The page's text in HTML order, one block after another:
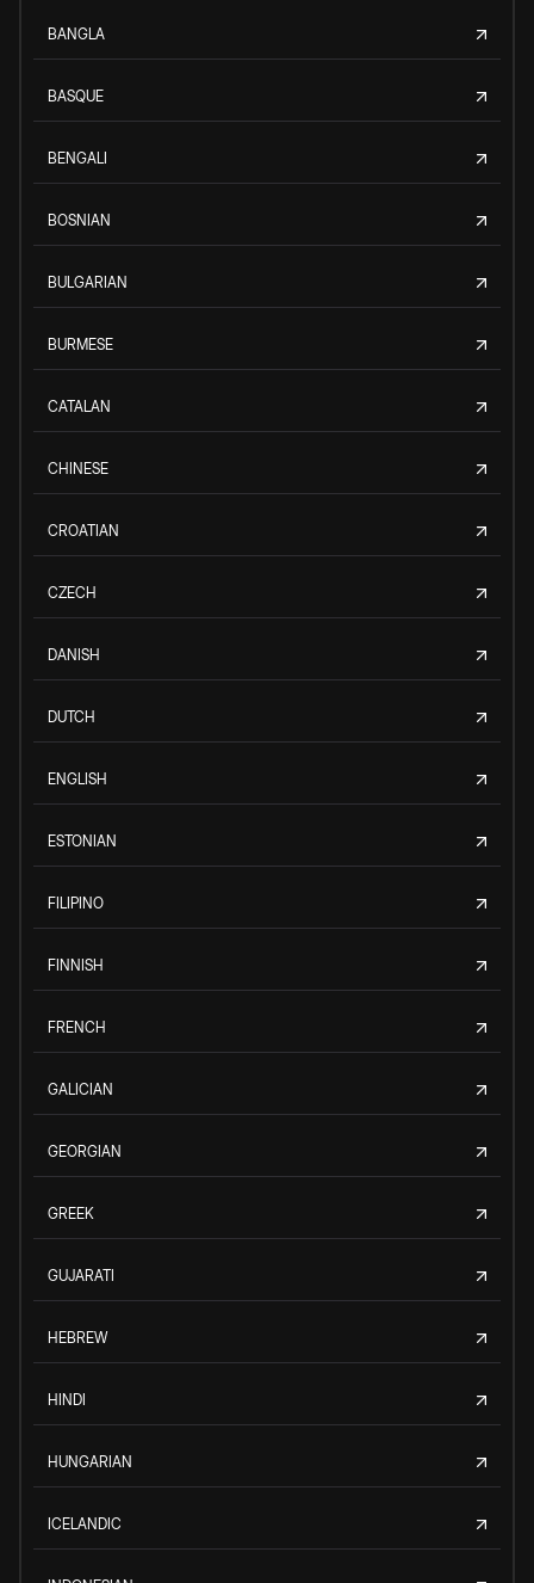
BANGLA
BASQUE
BENGALI
BOSNIAN
BULGARIAN
BURMESE
CATALAN
CHINESE
CROATIAN
CZECH
DANISH
DUTCH
ENGLISH
ESTONIAN
FILIPINO
FINNISH
FRENCH
GALICIAN
GEORGIAN
GREEK
GUJARATI
HEBREW
HINDI
HUNGARIAN
ICELANDIC